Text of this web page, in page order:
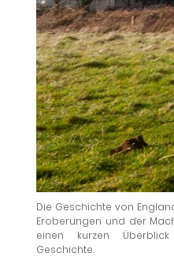
Die Geschichte von
Eroberungen und der
einen kurzen
Geschichte.